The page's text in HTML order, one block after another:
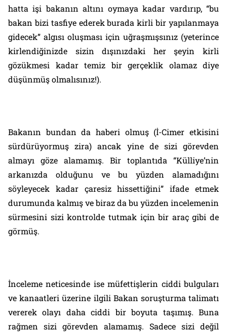
hatta işi bakanın altını oymaya kadar vardırıp, “bu
bakan bizi tasfiye ederek burada kirli bir yapılanmaya
gidecek” algısı oluşması için uğraşmışsınız (yeterince
kirlendiğinizde sizin dışınızdaki her şeyin kirli
gözükmesi kadar temiz bir gerçeklik olamaz diye
düşünmüş olmalısınız!).
Bakanın bundan da haberi olmuş (İ-Cimer etkisini
sürdürüyormuş zira) ancak yine de sizi görevden
almayı göze alamamış. Bir toplantıda “Külliye’nin
arkanızda olduğunu ve bu yüzden alamadığını
söyleyecek kadar çaresiz hissettiğini” ifade etmek
durumunda kalmış ve biraz da bu yüzden incelemenin
sürmesini sizi kontrolde tutmak için bir araç gibi de
görmüş.
İnceleme neticesinde ise müfettişlerin ciddi bulguları
ve kanaatleri üzerine ilgili Bakan soruşturma talimatı
vererek olayı daha ciddi bir boyuta taşımış. Buna
rağmen sizi görevden alamamış. Sadece sizi değil